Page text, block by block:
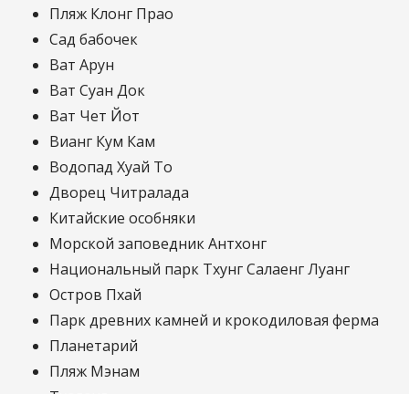
Пляж Клонг Прао
Сад бабочек
Ват Арун
Ват Суан Док
Ват Чет Йот
Вианг Кум Кам
Водопад Хуай То
Дворец Читралада
Китайские особняки
Морской заповедник Антхонг
Национальный парк Тхунг Салаенг Луанг
Остров Пхай
Парк древних камней и крокодиловая ферма
Планетарий
Пляж Мэнам